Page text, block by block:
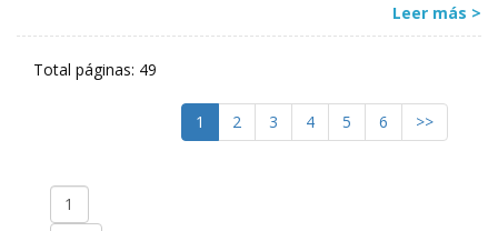
Leer más >
Total páginas: 49
1 2 3 4 5 6 >>